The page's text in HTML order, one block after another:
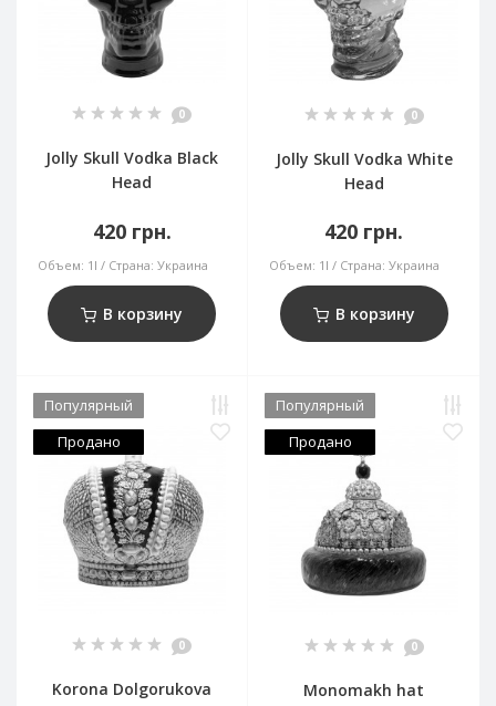
0
Jolly Skull Vodka Black
Head
420 грн.
Объем: 1l Страна: Украина
В корзину
0
Jolly Skull Vodka White
Head
420 грн.
Объем: 1l Страна: Украина
В корзину
Популярный
Продано
0
Korona Dolgorukova
Популярный
Продано
0
Monomakh hat